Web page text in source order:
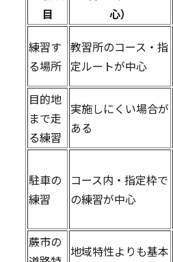
目
心）
練習す
る場所
教習所のコース・指
定ルートが中心
目的地
まで走
る練習
実施しにくい場合が
ある
駐車の
練習
コース内・指定枠で
の練習が中心
蕨市の
地域特性よりも基本